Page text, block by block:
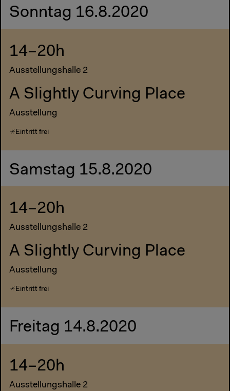
Sonntag 16.8.2020
14–20h
Ausstellungshalle 2
A Slightly Curving Place
Ausstellung
Eintritt frei
Samstag 15.8.2020
14–20h
Ausstellungshalle 2
A Slightly Curving Place
Ausstellung
Eintritt frei
Freitag 14.8.2020
14–20h
Ausstellungshalle 2